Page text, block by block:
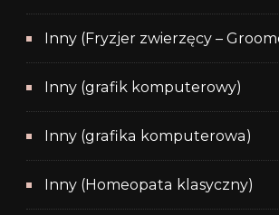
Inny (Fryzjer zwierzęcy –
Inny (grafik komputerowy)
Inny (grafika komputerowa)
Inny (Homeopata klasyczny)